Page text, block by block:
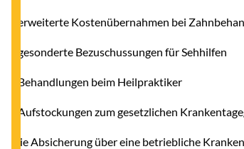
- erweiterte Kostenübernahmen bei
- gesonderte Bezuschussungen für Sehhilfen
- Behandlungen beim Heilpraktiker
- Aufstockungen zum gesetzlichen
Die Absicherung über eine betriebliche